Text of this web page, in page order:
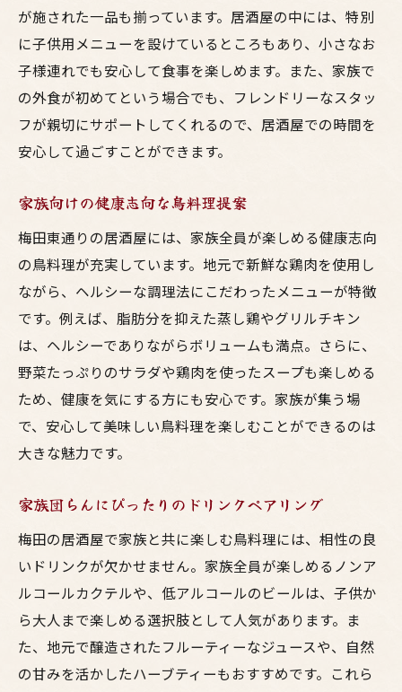
が施された一品も揃っています。居酒屋の中には、特別
に子供用メニューを設けているところもあり、小さなお
子様連れでも安心して食事を楽しめます。また、家族で
の外食が初めてという場合でも、フレンドリーなスタッ
フが親切にサポートしてくれるので、居酒屋での時間を
安心して過ごすことができます。
家族向けの健康志向な鳥料理提案
梅田東通りの居酒屋には、家族全員が楽しめる健康志向
の鳥料理が充実しています。地元で新鮮な鶏肉を使用し
ながら、ヘルシーな調理法にこだわったメニューが特徴
です。例えば、脂肪分を抑えた蒸し鶏やグリルチキン
は、ヘルシーでありながらボリュームも満点。さらに、
野菜たっぷりのサラダや鶏肉を使ったスープも楽しめる
ため、健康を気にする方にも安心です。家族が集う場
で、安心して美味しい鳥料理を楽しむことができるのは
大きな魅力です。
家族団らんにぴったりのドリンクペアリング
梅田の居酒屋で家族と共に楽しむ鳥料理には、相性の良
いドリンクが欠かせません。家族全員が楽しめるノンア
ルコールカクテルや、低アルコールのビールは、子供か
ら大人まで楽しめる選択肢として人気があります。ま
た、地元で醸造されたフルーティーなジュースや、自然
の甘みを活かしたハーブティーもおすすめです。これら